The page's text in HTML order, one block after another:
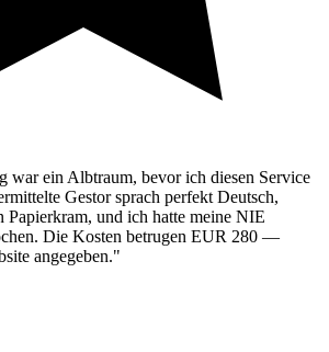
war ein Albtraum, bevor ich diesen Service
Gestor sprach perfekt Deutsch,
Papierkram, und ich hatte meine NIE
Die Kosten betrugen EUR 280 —
angegeben."